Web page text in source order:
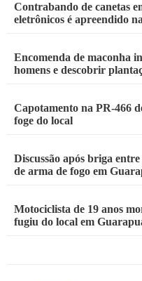
Contrabando de canetas
eletrônicos é apreendido
Encomenda de maconha
homens e descobrir
Capotamento na PR-466
foge do local
Discussão após briga
de arma de fogo em
Motociclista de 19 anos
fugiu do local em